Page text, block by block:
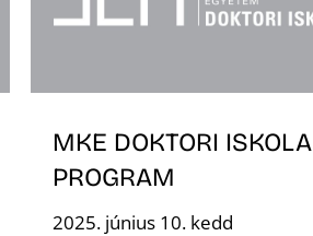
MKE DOKTORI ISKOLA
PROGRAM
2025. június 10. kedd